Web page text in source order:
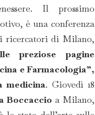
Il prossimo
è una conferenza
ricercatori di Milano,
preziose pagine
e Farmacologia”,
medicina. Giovedì 18
Boccaccio a Milano,